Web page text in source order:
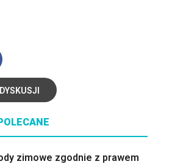
zimowe zgodnie z prawem